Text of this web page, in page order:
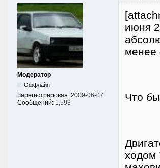
Модератор
Оффлайн
Зарегистрирован: 2009-06-07
Сообщений: 1,593
июня
менее
Что
ходом